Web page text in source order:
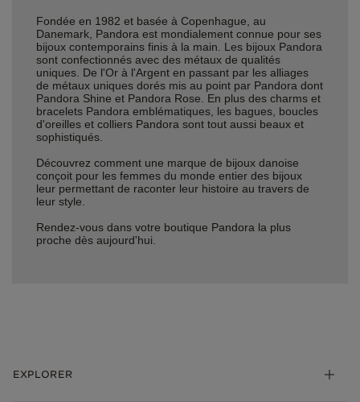
Fondée en 1982 et basée à Copenhague, au
Danemark, Pandora est mondialement connue pour ses
bijoux contemporains finis à la main. Les bijoux Pandora
sont confectionnés avec des métaux de qualités
uniques. De l'Or à l'Argent en passant par les alliages
de métaux uniques dorés mis au point par Pandora dont
Pandora Shine et Pandora Rose. En plus des charms et
bracelets Pandora emblématiques, les bagues, boucles
d'oreilles et colliers Pandora sont tout aussi beaux et
sophistiqués.
Découvrez comment une marque de bijoux danoise
conçoit pour les femmes du monde entier des bijoux
leur permettant de raconter leur histoire au travers de
leur style.
Rendez-vous dans votre boutique Pandora la plus
proche dès aujourd'hui.
EXPLORER